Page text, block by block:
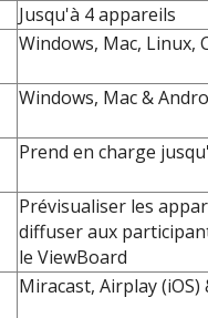
Jusqu'à 4 appareils​
Windows, Mac, Linux,
Windows, Mac &
Prend en charge
Prévisualiser les
diffuser aux
le ViewBoard
Miracast, Airplay